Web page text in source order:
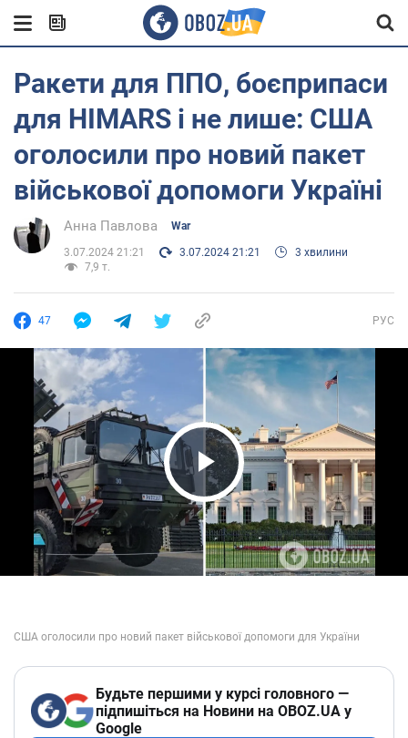
Ракети для ППО, боєприпаси
для HIMARS і не лише: США
оголосили про новий пакет
військової допомоги Україні
Анна Павлова War
3.07.2024 21:21 3.07.2024 21:21
3 хвилини
7,9 т.
47 РУС
Play Video
Будьте першими у курсі головного —
підпишіться на Новини на OBOZ.UA у
Google